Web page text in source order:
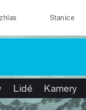
Stanice
Lidé Kamery